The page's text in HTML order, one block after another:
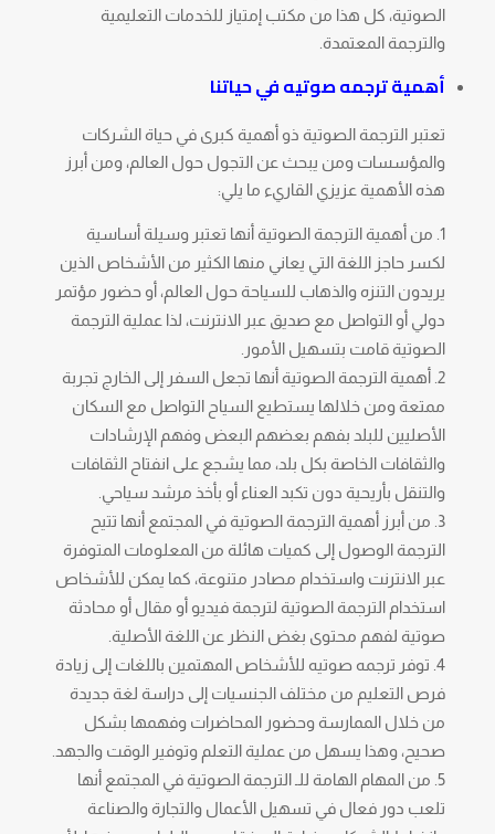
الصوتية، كل هذا من مكتب إمتياز للخدمات التعليمية
والترجمة المعتمدة.
أهمية ترجمه صوتيه في حياتنا
تعتبر الترجمة الصوتية ذو أهمية كبرى في حياة الشركات
والمؤسسات ومن يبحث عن التجول حول العالم، ومن أبرز
هذه الأهمية عزيزي القاريء ما يلي:
من أهمية الترجمة الصوتية أنها تعتبر وسيلة أساسية
لكسر حاجز اللغة التي يعاني منها الكثير من الأشخاص الذين
يريدون التنزه والذهاب للسياحة حول العالم، أو حضور مؤتمر
دولي أو التواصل مع صديق عبر الانترنت، لذا عملية الترجمة
الصوتية قامت بتسهيل الأمور.
أهمية الترجمة الصوتية أنها تجعل السفر إلى الخارج تجربة
ممتعة ومن خلالها يستطيع السياح التواصل مع السكان
الأصليين للبلد بفهم بعضهم البعض وفهم الإرشادات
والثقافات الخاصة بكل بلد، مما يشجع على انفتاح الثقافات
والتنقل بأريحية دون تكبد العناء أو بأخذ مرشد سياحي.
من أبرز أهمية الترجمة الصوتية في المجتمع أنها تتيح
الترجمة الوصول إلى كميات هائلة من المعلومات المتوفرة
عبر الانترنت واستخدام مصادر متنوعة، كما يمكن للأشخاص
استخدام الترجمة الصوتية لترجمة فيديو أو مقال أو محادثة
صوتية لفهم محتوى بغض النظر عن اللغة الأصلية.
توفر ترجمه صوتيه للأشخاص المهتمين باللغات إلى زيادة
فرص التعليم من مختلف الجنسيات إلى دراسة لغة جديدة
من خلال الممارسة وحضور المحاضرات وفهمها بشكل
صحيح، وهذا يسهل من عملية التعلم وتوفير الوقت والجهد.
من المهام الهامة للـ الترجمة الصوتية في المجتمع أنها
تلعب دور فعال في تسهيل الأعمال والتجارة والصناعة